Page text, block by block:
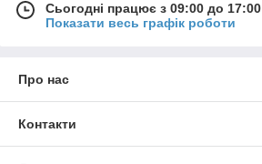
Сьогодні працює з 09:00 до 17:00
Показати весь графік роботи
Про нас
Контакти